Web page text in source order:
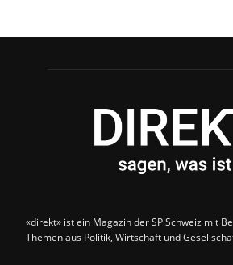
«direkt» ist ein Magazin der SP Schweiz mit
Themen aus Politik, Wirtschaft und